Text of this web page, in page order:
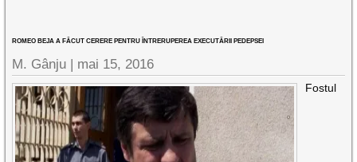
ROMEO BEJA A FĂCUT CERERE PENTRU ÎNTRERUPEREA EXECUTĂRII PEDEPSEI
M. Gânju | mai 15, 2016
Fostul